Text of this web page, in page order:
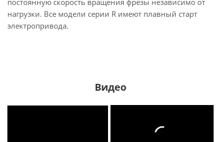
постоянную скорость вращения фрезы независимо от
нагрузки. Все модели серии R имеют плавный старт
электропривода.
Видео